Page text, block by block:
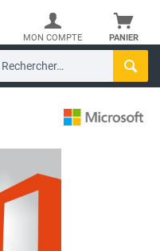
PANIER
MON COMPTE